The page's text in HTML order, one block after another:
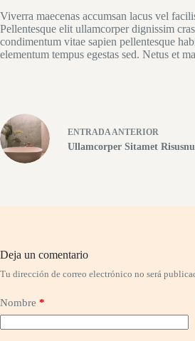
Viverra maecenas accumsan lacus vel
Pellentesque elit ullamcorper dignissim
condimentum vitae sapien pellentesque
elementum tempus egestas sed. Netus et
ENTRADA ANTERIOR
Ullamcorper Sitamet
Deja un comentario
Tu dirección de correo electrónico no será
Nombre *